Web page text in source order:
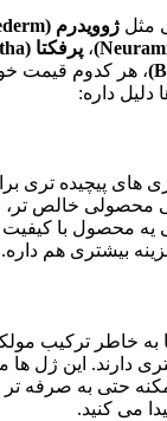
مثل ژوویدرم (Juvederm)
، پرفکتا (Perfectha)
، هر کدوم قیمت
دلیل داره:
های پیچیده‌ تری
محصولی خالص‌ تر،
یه محصول با کیفیت
بیشتری هم داره.
به خاطر ترکیب
دارند. این ژل‌ ها
حتی به صرفه‌
می‌ کنید.